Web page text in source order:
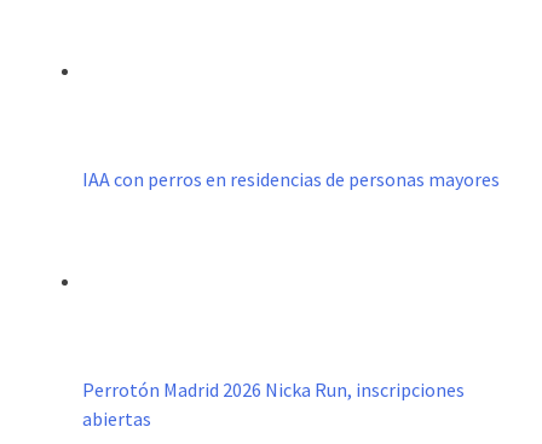
IAA con perros en residencias de personas mayores
Perrotón Madrid 2026 Nicka Run, inscripciones
abiertas